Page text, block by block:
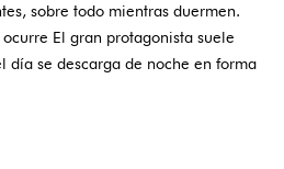
sobre todo mientras duermen.
El gran protagonista suele
día se descarga de noche en forma